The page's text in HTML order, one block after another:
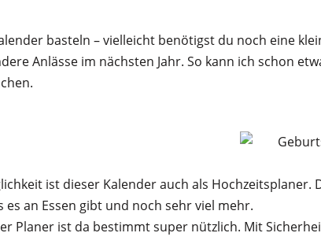
basteln – vielleicht benötigst du noch eine
Anlässe im nächsten Jahr. So kann ich schon
ist dieser Kalender auch als
es an Essen gibt und noch sehr viel mehr.
Planer ist da bestimmt super nützlich. Mit